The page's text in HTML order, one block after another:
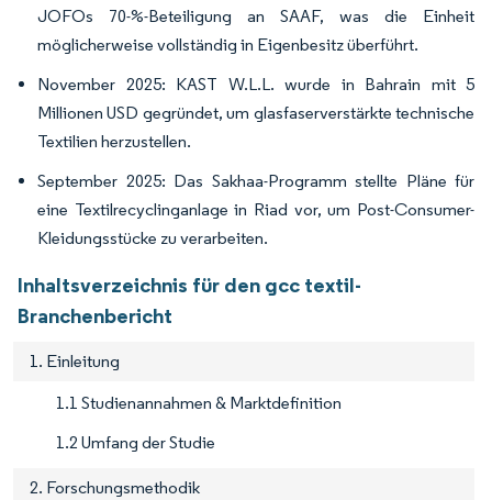
JOFOs 70-%-Beteiligung an SAAF, was die Einheit
möglicherweise vollständig in Eigenbesitz überführt.
November 2025: KAST W.L.L. wurde in Bahrain mit 5
Millionen USD gegründet, um glasfaserverstärkte technische
Textilien herzustellen.
September 2025: Das Sakhaa-Programm stellte Pläne für
eine Textilrecyclinganlage in Riad vor, um Post-Consumer-
Kleidungsstücke zu verarbeiten.
Inhaltsverzeichnis für den gcc textil-
Branchenbericht
1. Einleitung
1.1 Studienannahmen & Marktdefinition
1.2 Umfang der Studie
2. Forschungsmethodik